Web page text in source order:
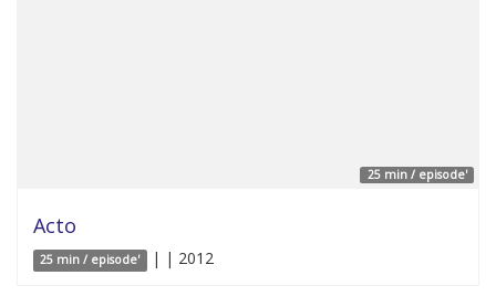
25 min / episode'
Acto
25 min / episode' | | 2012